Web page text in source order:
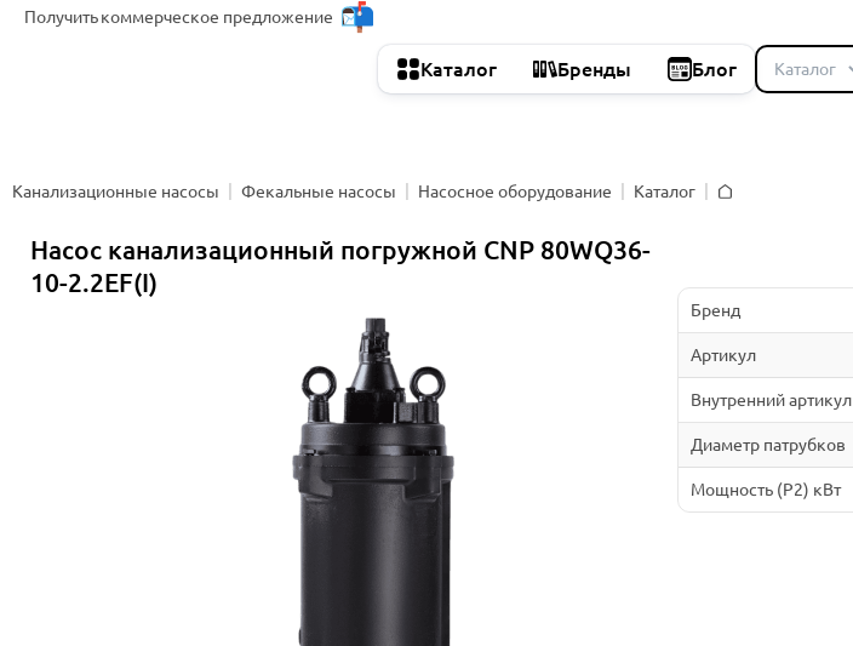
Получитькоммерческое предложение
Каталог Бренды Блог
Канализационные насосы Фекальные насосы Насосное оборудование
Каталог
Насос канализационный погружной CNP 80WQ36-
10-2.2EF(I)
Бренд
Артикул
Внутренний артикул
Диаметр патрубков
Мощность (P2) кВт